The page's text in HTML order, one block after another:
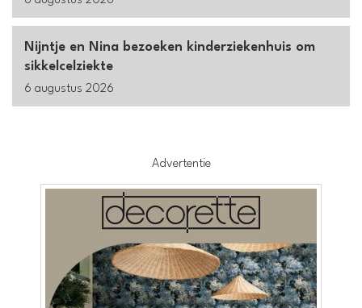
Nijntje en Nina bezoeken kinderziekenhuis om
sikkelcelziekte
6 augustus 2026
Advertentie